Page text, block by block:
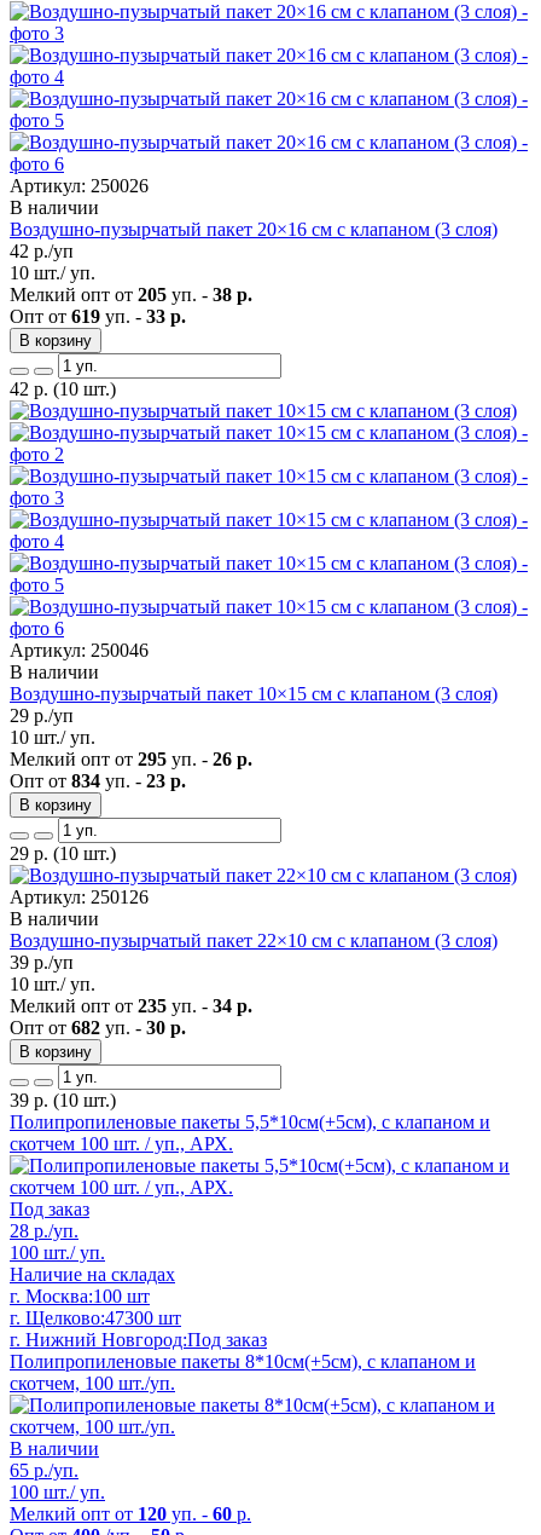
Артикул: 250026
В наличии
Воздушно-пузырчатый пакет 20×16 см с клапаном (3 слоя)
42 р./уп
10 шт./ уп.
Мелкий опт от 205 уп. - 38 р.
Опт от 619 уп. - 33 р.
В корзину
42 р. (10 шт.)
Артикул: 250046
В наличии
Воздушно-пузырчатый пакет 10×15 см с клапаном (3 слоя)
29 р./уп
10 шт./ уп.
Мелкий опт от 295 уп. - 26 р.
Опт от 834 уп. - 23 р.
В корзину
29 р. (10 шт.)
Артикул: 250126
В наличии
Воздушно-пузырчатый пакет 22×10 см с клапаном (3 слоя)
39 р./уп
10 шт./ уп.
Мелкий опт от 235 уп. - 34 р.
Опт от 682 уп. - 30 р.
В корзину
39 р. (10 шт.)
Полипропиленовые пакеты 5,5*10см(+5см), с клапаном и
скотчем 100 шт. / уп., АРХ.
Под заказ
28 р./уп.
100 шт./ уп.
Наличие на складах
г. Москва:100 шт
г. Щелково:47300 шт
г. Нижний Новгород:Под заказ
Полипропиленовые пакеты 8*10см(+5см), с клапаном и
скотчем, 100 шт./уп.
В наличии
65 р./уп.
100 шт./ уп.
Мелкий опт от 120 уп. - 60 р.